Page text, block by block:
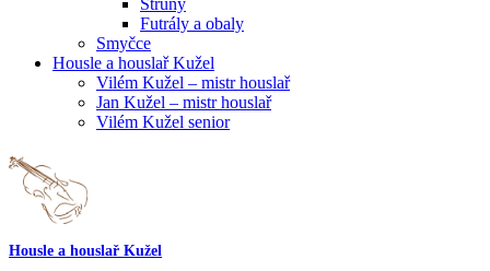
Struny
Futrály a obaly
Smyčce
Housle a houslař Kužel
Vilém Kužel – mistr houslař
Jan Kužel – mistr houslař
Vilém Kužel senior
Housle a houslař Kužel